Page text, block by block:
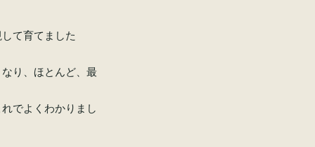
て育てました
り、ほとんど、最
でよくわかりまし